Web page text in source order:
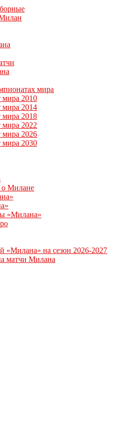
мира
2010
2014
2018
2022
2026
2030
о Милане
«Милана»
«Милана» на сезон 2026-2027
матчи Милана